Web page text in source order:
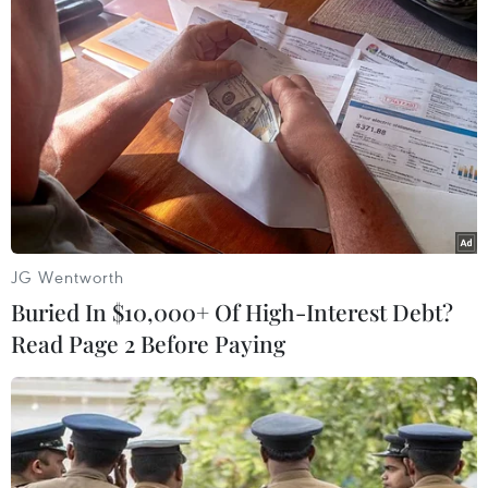
Sau phát biểu của lãnh đạo các bộ ngành, địa
phương, Thủ tướng Phạm Minh Chính cảm ơn
sự quan tâm của các đại biểu với Việt Nam.
Theo Thủ tướng Phạm Minh Chính, với chủ đề
“Xây dựng lại lòng tin," WEF Davos lần này thu
hút sự quan tâm lớn của các nhà lãnh đạo quốc
gia, doanh nghiệp. Thủ tướng cho rằng tuy có
nhiều trăn trở, lo âu, nhưng với sự thẳng thắn,
chân thành trong đối thoại, có thể tin rằng sau
Hội nghị WEF lần này, niềm tin giữa các quốc
gia, các doanh nghiệp, giữa các quốc gia với các
doanh nghiệp, sẽ được củng cố và tăng cường,
trong đó có lòng tin với Việt Nam.
Thủ tướng Phạm Minh Chính chia sẻ một số yếu
tố mang tính chất nền tảng để Việt Nam trở
JG Wentworth
Buried In $10,000+ Of High-Interest Debt?
Read Page 2 Before Paying